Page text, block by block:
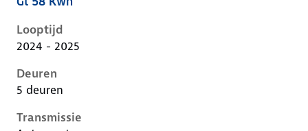
Peugeot 408 i, 58 kwh, 157 kW, Elektrisch, 5 deuren
Looptijd
2024 - 2025
Deuren
5 deuren
Transmissie